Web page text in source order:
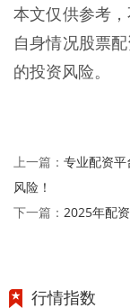
本文仅供参考
自身情况股票
的投资风险。
上一篇： 专业配资
风险！
下一篇： 2025年配
行情指数